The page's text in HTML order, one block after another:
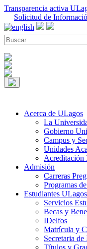
Transparencia activa
Solicitud de
Acerca de ULagos
La
Gobierno
Campus y
Unidades
Acreditación
Admisión
Carreras
Programas
Estudiantes ULagos
Servicios
Becas y
IDelfos
Matrícula y
Secretaria de
Títulos y